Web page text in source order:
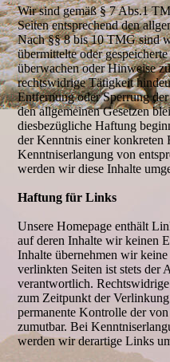
Wir sind gemäß § 7 Abs.1
Seiten entsprechend den
Nach §§ 8 bis 10 TMG sind
übermittelte oder
überwachen oder Hinweise
rechtswidrige Tätigkeit
Entfernung oder Sperrung
den allgemeinen Gesetzen
diesbezügliche Haftung
der Kenntnis einer konkreten
Kenntniserlangung von
werden wir diese Inhalte
Haftung für Links
Unsere Homepage enthält
auf deren Inhalte wir keinen
Inhalte übernehmen wir
verlinkten Seiten ist stets der
verantwortlich.
zum Zeitpunkt der
permanente Kontrolle der
zumutbar. Bei
werden wir derartige Links